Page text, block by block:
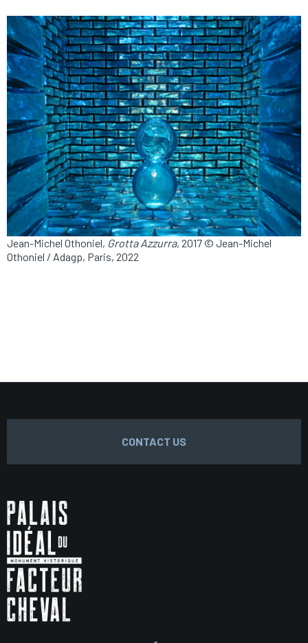
Jean-Michel Othoniel, Grotta Azzurra, 2017 © Jean-Michel
Othoniel / Adagp, Paris, 2022
CONTACT US